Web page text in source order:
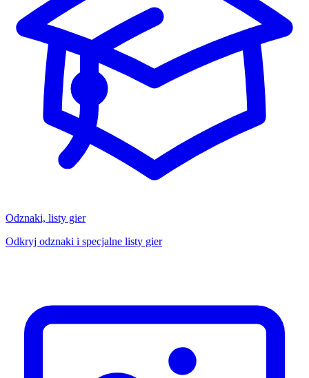
Odznaki, listy gier
Odkryj odznaki i specjalne listy gier